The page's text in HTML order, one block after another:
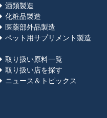
酒類製造
化粧品製造
医薬部外品製造
ペット用サプリメント製造
取り扱い原料一覧
取り扱い店を探す
ニュース＆トピックス